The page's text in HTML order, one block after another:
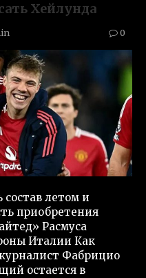
Хейлунда
0
летом и
приобретения
Расмуса
Италии Как
Фабрицио
остается в